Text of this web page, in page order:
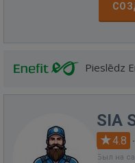
Pieslēdz
SIA
4.8 ·
Был на